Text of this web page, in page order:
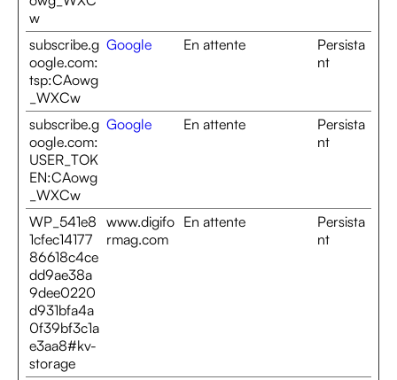
w
subscribe.g
oogle.com:
tsp:CAowg
_WXCw
Google En attente
Persista
nt
subscribe.g
oogle.com:
USER_TOK
EN:CAowg
_WXCw
Google En attente
Persista
nt
WP_541e8
1cfec14177
86618c4ce
dd9ae38a
9dee0220
d931bfa4a
0f39bf3c1a
e3aa8#kv-
storage
www.digifo
rmag.com
En attente
Persista
nt